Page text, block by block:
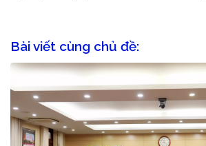
Bài viết cùng chủ đề: